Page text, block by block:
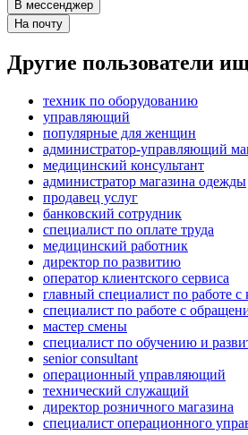
В мессенджер
На почту
Другие пользователи
техник по оборудованию
управляющий
популярные для женщин
администратор-управляющий
медицинский консультант
администратор магазина одежды
продавец услуг
банковский сотрудник
специалист по оплате труда
медицинский работник
директор по развитию
оператор клиентского сервиса
главный специалист по работе с
специалист по работе с
мастер смены
специалист по обучению и
senior consultant
операционный управляющий
технический служащий
директор розничного магазина
специалист операционного